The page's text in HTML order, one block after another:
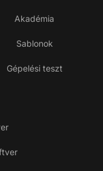
Akadémia
Sablonok
Gépelési teszt